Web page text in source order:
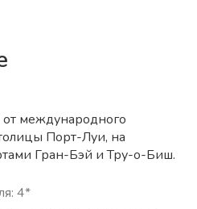
международного
Порт-Луи, на
Гран-Бэй и Тру-о-Биш.
4*